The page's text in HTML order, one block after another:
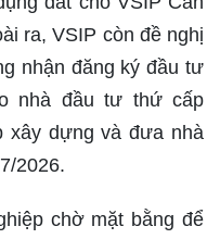
ra, VSIP còn đề nghị
nhận đăng ký đầu tư
nhà đầu tư thứ cấp
xây dựng và đưa nhà
2026.
chờ mặt bằng để